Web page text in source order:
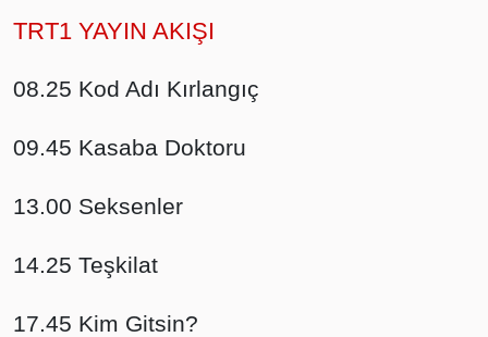
TRT1 YAYIN AKIŞI
08.25 Kod Adı Kırlangıç
09.45 Kasaba Doktoru
13.00 Seksenler
14.25 Teşkilat
17.45 Kim Gitsin?